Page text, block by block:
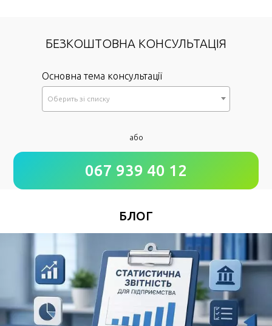
БЕЗКОШТОВНА КОНСУЛЬТАЦІЯ
Основна тема консультації
Оберить зi списку
Як до Вас звертатися?
Зручний час для дзвінка
або
067 939 40 12
БЛОГ